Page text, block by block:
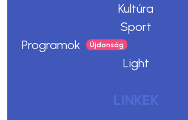
Kultúra
Sport
Programok
Light
LINKEK